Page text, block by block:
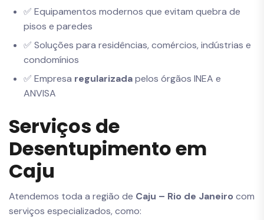
✅ Equipamentos modernos que evitam quebra de
pisos e paredes
✅ Soluções para residências, comércios, indústrias e
condomínios
✅ Empresa regularizadapelos órgãos INEA e
ANVISA
Serviços de
Desentupimento em
Caju
Atendemos toda a região de Caju – Rio de Janeiro com
serviços especializados, como: